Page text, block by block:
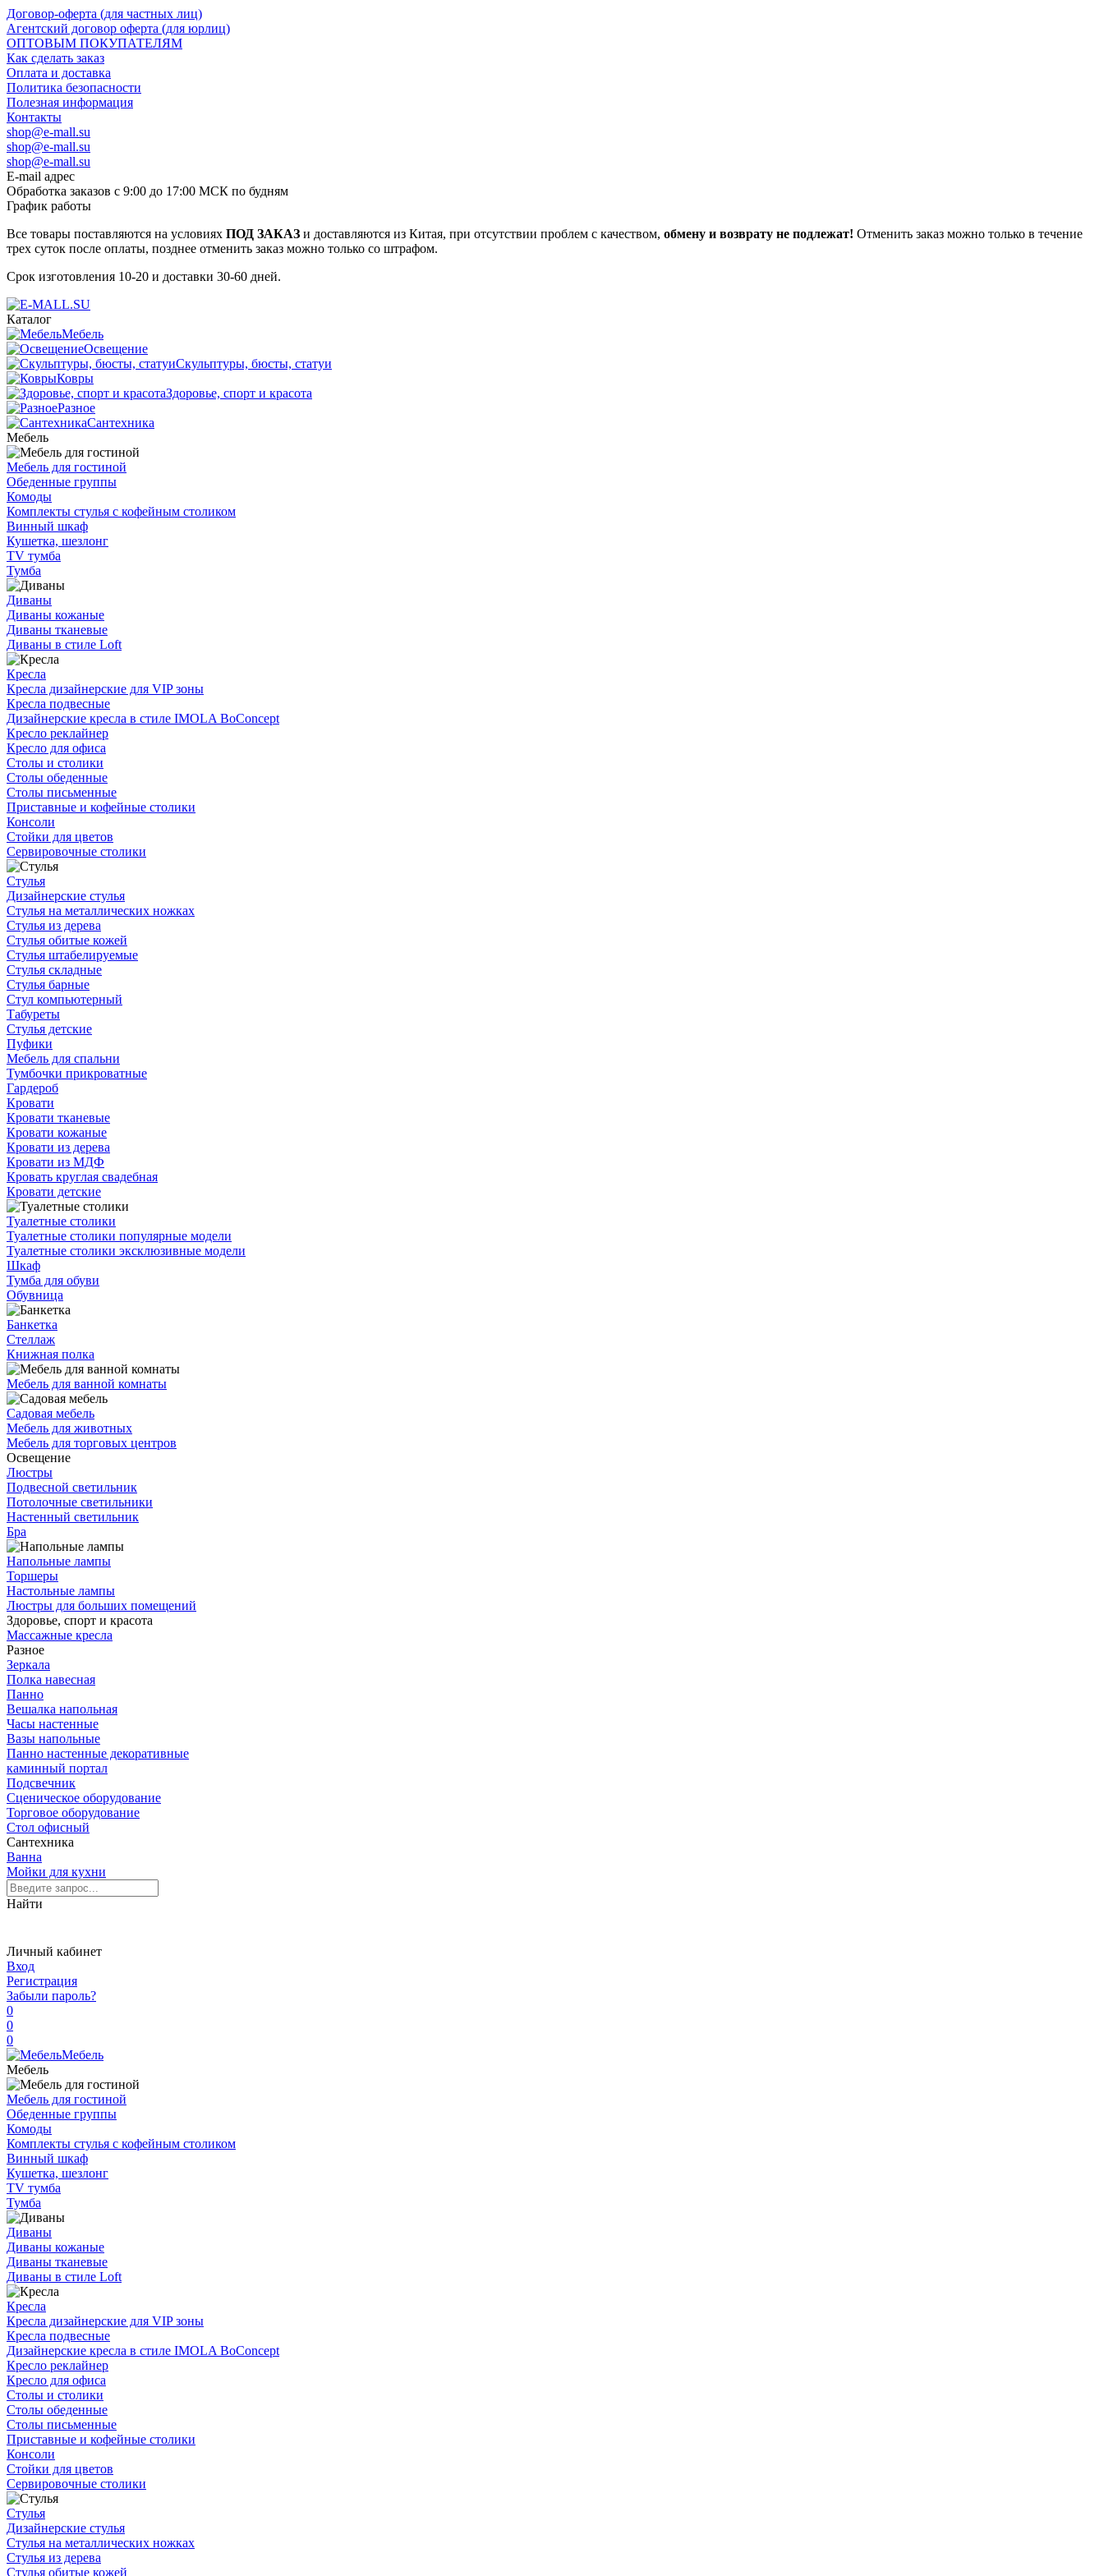
Договор-оферта (для частных лиц)
Агентский договор оферта (для юрлиц)
ОПТОВЫМ ПОКУПАТЕЛЯМ
Как сделать заказ
Оплата и доставка
Политика безопасности
Полезная информация
Контакты
shop@e-mall.su
shop@e-mall.su
shop@e-mall.su
E-mail адрес
Обработка заказов с 9:00 до 17:00 МСК по будням
График работы
Все товары поставляются на условиях ПОД ЗАКАЗ и доставляются из Китая, при отсутствии проблем с качеством, обмену и возврату не подлежат! Отменить заказ можно только в течение
трех суток после оплаты, позднее отменить заказ можно только со штрафом.
Срок изготовления 10-20 и доставки 30-60 дней.
Каталог
Мебель
Освещение
Скульптуры, бюсты, статуи
Ковры
Здоровье, спорт и красота
Разное
Сантехника
Мебель
Мебель для гостиной
Обеденные группы
Комоды
Комплекты стулья с кофейным столиком
Винный шкаф
Кушетка, шезлонг
TV тумба
Тумба
Диваны
Диваны кожаные
Диваны тканевые
Диваны в стиле Loft
Кресла
Кресла дизайнерские для VIP зоны
Кресла подвесные
Дизайнерские кресла в стиле IMOLA BoConcept
Кресло реклайнер
Кресло для офиса
Столы и столики
Столы обеденные
Столы письменные
Приставные и кофейные столики
Консоли
Стойки для цветов
Сервировочные столики
Стулья
Дизайнерские стулья
Стулья на металлических ножках
Стулья из дерева
Стулья обитые кожей
Стулья штабелируемые
Стулья складные
Стулья барные
Стул компьютерный
Табуреты
Стулья детские
Пуфики
Мебель для спальни
Тумбочки прикроватные
Гардероб
Кровати
Кровати тканевые
Кровати кожаные
Кровати из дерева
Кровати из МДФ
Кровать круглая свадебная
Кровати детские
Туалетные столики
Туалетные столики популярные модели
Туалетные столики эксклюзивные модели
Шкаф
Тумба для обуви
Обувница
Банкетка
Стеллаж
Книжная полка
Мебель для ванной комнаты
Садовая мебель
Мебель для животных
Мебель для торговых центров
Освещение
Люстры
Подвесной светильник
Потолочные светильники
Настенный светильник
Бра
Напольные лампы
Торшеры
Настольные лампы
Люстры для больших помещений
Здоровье, спорт и красота
Массажные кресла
Разное
Зеркала
Полка навесная
Панно
Вешалка напольная
Часы настенные
Вазы напольные
Панно настенные декоративные
каминный портал
Подсвечник
Сценическое оборудование
Торговое оборудование
Стол офисный
Сантехника
Ванна
Мойки для кухни
Найти
Личный кабинет
Вход
Регистрация
Забыли пароль?
0
0
0
Мебель
Мебель
Мебель для гостиной
Обеденные группы
Комоды
Комплекты стулья с кофейным столиком
Винный шкаф
Кушетка, шезлонг
TV тумба
Тумба
Диваны
Диваны кожаные
Диваны тканевые
Диваны в стиле Loft
Кресла
Кресла дизайнерские для VIP зоны
Кресла подвесные
Дизайнерские кресла в стиле IMOLA BoConcept
Кресло реклайнер
Кресло для офиса
Столы и столики
Столы обеденные
Столы письменные
Приставные и кофейные столики
Консоли
Стойки для цветов
Сервировочные столики
Стулья
Дизайнерские стулья
Стулья на металлических ножках
Стулья из дерева
Стулья обитые кожей